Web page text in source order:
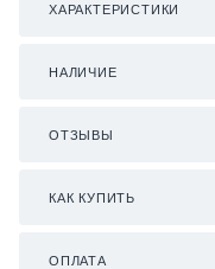
ХАРАКТЕРИСТИКИ
НАЛИЧИЕ
ОТЗЫВЫ
КАК КУПИТЬ
ОПЛАТА